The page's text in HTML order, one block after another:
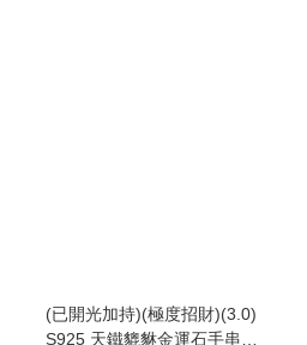
(已開光加持)(極度招財)(3.0)
S925 天鐵貔貅金運石手串